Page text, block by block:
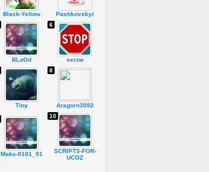
Black-Yellow Pashkovskyi
BLoOd serzw
6
Tiny Aragorn3092
8
Maks-0101_01
SCRIPTS-FOR-
UCOZ
10